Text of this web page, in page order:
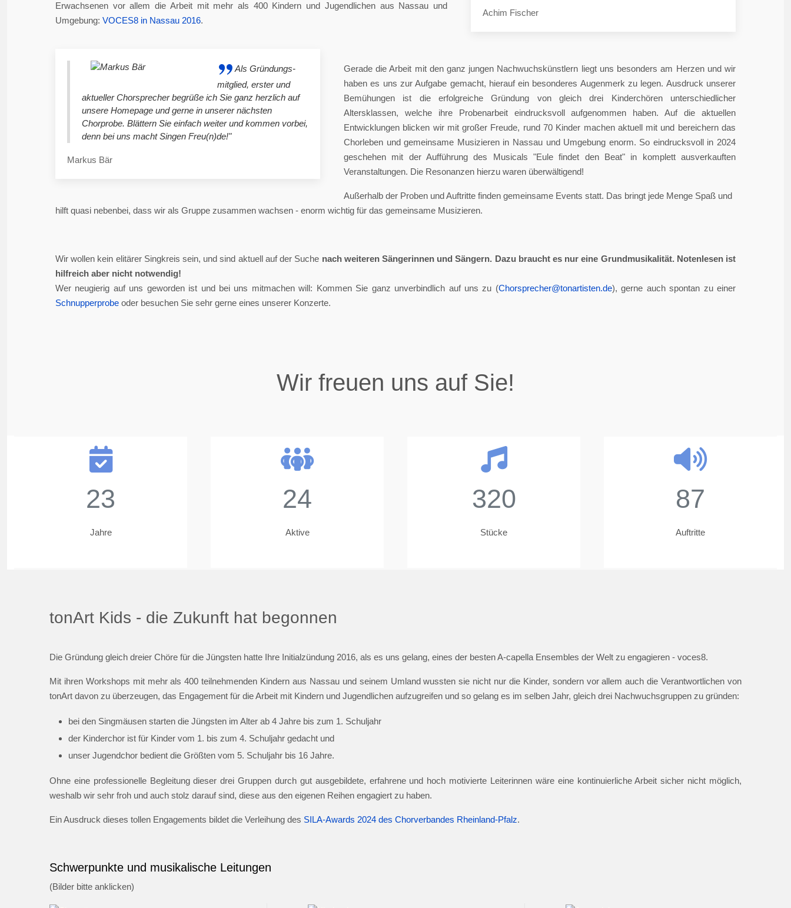
Achim Fischer
Erwachsenen vor allem die Arbeit mit mehr als 400 Kindern und Jugendlichen aus Nassau und
Umgebung: VOCES8 in Nassau 2016.
Als Gründungs-
mitglied, erster und
aktueller Chorsprecher begrüße ich Sie ganz herzlich auf
unsere Homepage und gerne in unserer nächsten
Chorprobe. Blättern Sie einfach weiter und kommen vorbei,
denn bei uns macht Singen Freu(n)de!"
Markus Bär
Gerade die Arbeit mit den ganz jungen Nachwuchskünstlern liegt uns besonders am Herzen und wir
haben es uns zur Aufgabe gemacht, hierauf ein besonderes Augenmerk zu legen. Ausdruck unserer
Bemühungen ist die erfolgreiche Gründung von gleich drei Kinderchören unterschiedlicher
Altersklassen, welche ihre Probenarbeit eindrucksvoll aufgenommen haben. Auf die aktuellen
Entwicklungen blicken wir mit großer Freude, rund 70 Kinder machen aktuell mit und bereichern das
Chorleben und gemeinsame Musizieren in Nassau und Umgebung enorm. So eindrucksvoll in 2024
geschehen mit der Aufführung des Musicals "Eule findet den Beat" in komplett ausverkauften
Veranstaltungen. Die Resonanzen hierzu waren überwältigend!
Außerhalb der Proben und Auftritte finden gemeinsame Events statt. Das bringt jede Menge Spaß und
hilft quasi nebenbei, dass wir als Gruppe zusammen wachsen - enorm wichtig für das gemeinsame Musizieren.
Wir wollen kein elitärer Singkreis sein, und sind aktuell auf der Suche nach weiteren Sängerinnen und Sängern. Dazu braucht es nur eine Grundmusikalität. Notenlesen ist
hilfreich aber nicht notwendig!
Wer neugierig auf uns geworden ist und bei uns mitmachen will: Kommen Sie ganz unverbindlich auf uns zu (Chorsprecher@tonartisten.de), gerne auch spontan zu einer
Schnupperprobe oder besuchen Sie sehr gerne eines unserer Konzerte.
Wir freuen uns auf Sie!
23
Jahre
24
Aktive
320
Stücke
87
Auftritte
tonArt Kids - die Zukunft hat begonnen
Die Gründung gleich dreier Chöre für die Jüngsten hatte Ihre Initialzündung 2016, als es uns gelang, eines der besten A-capella Ensembles der Welt zu engagieren - voces8.
Mit ihren Workshops mit mehr als 400 teilnehmenden Kindern aus Nassau und seinem Umland wussten sie nicht nur die Kinder, sondern vor allem auch die Verantwortlichen von
tonArt davon zu überzeugen, das Engagement für die Arbeit mit Kindern und Jugendlichen aufzugreifen und so gelang es im selben Jahr, gleich drei Nachwuchsgruppen zu gründen:
bei den Singmäusen starten die Jüngsten im Alter ab 4 Jahre bis zum 1. Schuljahr
der Kinderchor ist für Kinder vom 1. bis zum 4. Schuljahr gedacht und
unser Jugendchor bedient die Größten vom 5. Schuljahr bis 16 Jahre.
Ohne eine professionelle Begleitung dieser drei Gruppen durch gut ausgebildete, erfahrene und hoch motivierte Leiterinnen wäre eine kontinuierliche Arbeit sicher nicht möglich,
weshalb wir sehr froh und auch stolz darauf sind, diese aus den eigenen Reihen engagiert zu haben.
Ein Ausdruck dieses tollen Engagements bildet die Verleihung des SILA-Awards 2024 des Chorverbandes Rheinland-Pfalz.
Schwerpunkte und musikalische Leitungen
(Bilder bitte anklicken)